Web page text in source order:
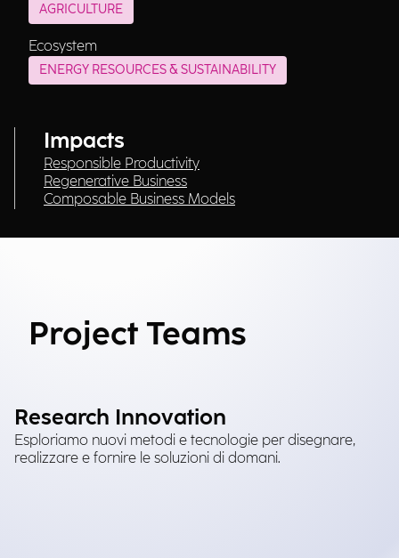
AGRICULTURE
Ecosystem
ENERGY RESOURCES & SUSTAINABILITY
Impacts
Responsible Productivity
Regenerative Business
Composable Business Models
Project Teams
Research Innovation
Esploriamo nuovi metodi e tecnologie per disegnare,
realizzare e fornire le soluzioni di domani.